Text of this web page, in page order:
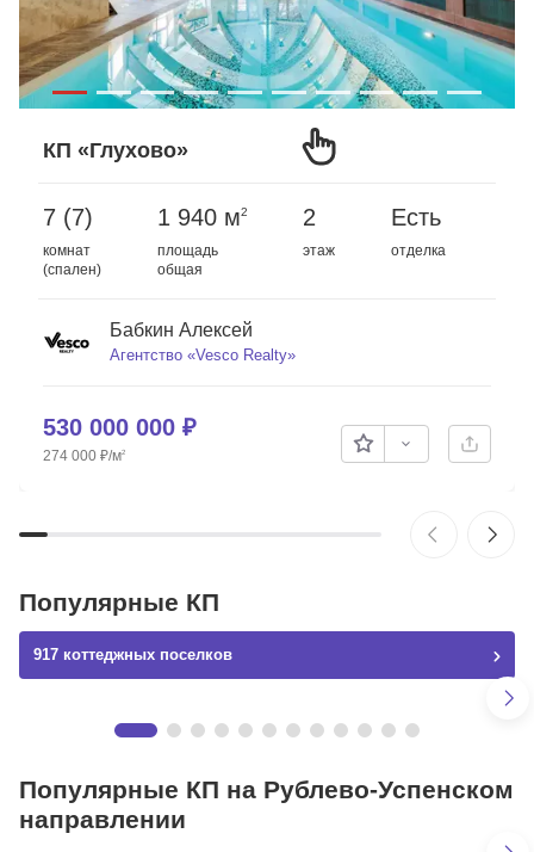
КП «Глухово»
7 (7)
комнат
(спален)
1 940 м2
площадь
общая
2
этаж
Есть
отделка
Бабкин Алексей
Агентство «Vesco Realty»
530 000 000 ₽
274 000 ₽/м2
Популярные КП
917 коттеджных поселков
Миллениум Парк | Millennium Park
Вся элитная недвижимость Москвы и МО
Популярные КП на Рублево-Успенском
направлении